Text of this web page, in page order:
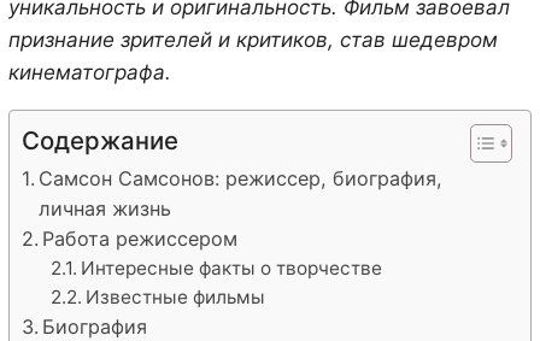
уникальность и оригинальность. Фильм завоевал
признание зрителей и критиков, став шедевром
кинематографа.
Содержание
Самсон Самсонов: режиссер, биография,
личная жизнь
Работа режиссером
Интересные факты о творчестве
Известные фильмы
Биография